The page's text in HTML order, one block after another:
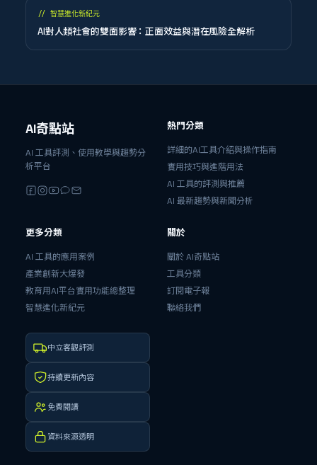
// 智慧進化新紀元
AI對人類社會的雙面影響：正面效益與潛在風險全解析
AI奇點站
AI 工具評測、使用教學與趨勢分
析平台
熱門分類
詳細的AI工具介紹與操作指南
實用技巧與進階用法
AI 工具的評測與推薦
AI 最新趨勢與新聞分析
更多分類
AI 工具的應用案例
產業創新大爆發
教育用AI平台實用功能總整理
智慧進化新紀元
關於
關於 AI奇點站
工具分類
訂閱電子報
聯絡我們
中立客觀評測
持續更新內容
免費閱讀
資料來源透明